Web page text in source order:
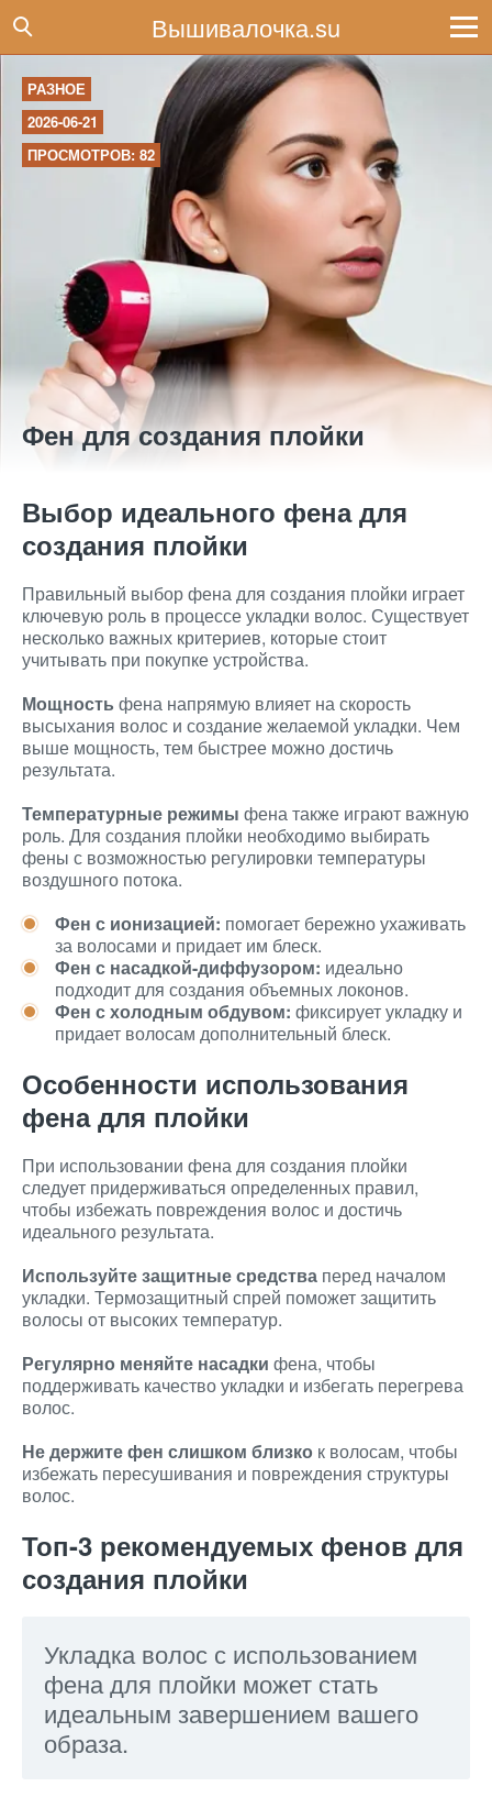
Вышивалочка.su
РАЗНОЕ
2026-06-21
ПРОСМОТРОВ: 82
Фен для создания плойки
Выбор идеального фена для
создания плойки
Правильный выбор фена для создания плойки играет
ключевую роль в процессе укладки волос. Существует
несколько важных критериев, которые стоит
учитывать при покупке устройства.
Мощность фена напрямую влияет на скорость
высыхания волос и создание желаемой укладки. Чем
выше мощность, тем быстрее можно достичь
результата.
Температурные режимы фена также играют важную
роль. Для создания плойки необходимо выбирать
фены с возможностью регулировки температуры
воздушного потока.
Фен с ионизацией: помогает бережно ухаживать
за волосами и придает им блеск.
Фен с насадкой-диффузором: идеально
подходит для создания объемных локонов.
Фен с холодным обдувом: фиксирует укладку и
придает волосам дополнительный блеск.
Особенности использования
фена для плойки
При использовании фена для создания плойки
следует придерживаться определенных правил,
чтобы избежать повреждения волос и достичь
идеального результата.
Используйте защитные средства перед началом
укладки. Термозащитный спрей поможет защитить
волосы от высоких температур.
Регулярно меняйте насадки фена, чтобы
поддерживать качество укладки и избегать перегрева
волос.
Не держите фен слишком близко к волосам, чтобы
избежать пересушивания и повреждения структуры
волос.
Топ-3 рекомендуемых фенов для
создания плойки
Укладка волос с использованием
фена для плойки может стать
идеальным завершением вашего
образа.